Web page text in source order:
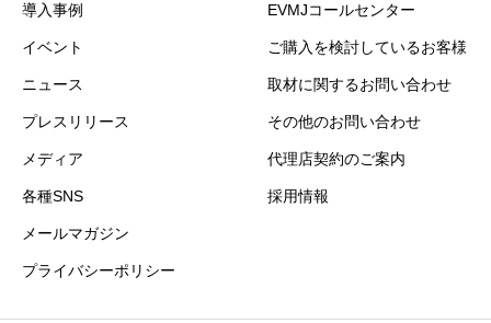
導入事例
イベント
ニュース
プレスリリース
メディア
各種SNS
メールマガジン
プライバシーポリシー
EVMJコールセンター
ご購入を検討しているお客様
取材に関するお問い合わせ
その他のお問い合わせ
代理店契約のご案内
採用情報